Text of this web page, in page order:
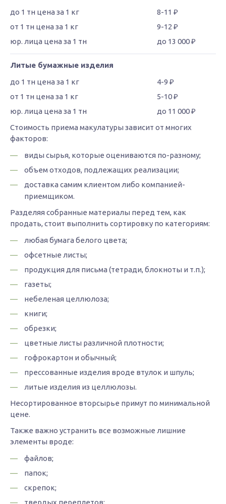
8-11 ₽
9-12 ₽
до 13 000 ₽
Литые бумажные изделия
4-9 ₽
5-10 ₽
до 11 000 ₽
Стоимость приема макулатуры зависит от многих
факторов:
виды сырья, которые оцениваются по-разному;
объем отходов, подлежащих реализации;
доставка самим клиентом либо компанией-
приемщиком.
Разделяя собранные материалы перед тем, как
продать, стоит выполнить сортировку по категориям:
любая бумага белого цвета;
офсетные листы;
продукция для письма (тетради, блокноты и т.п.);
газеты;
небеленая целлюлоза;
книги;
обрезки;
цветные листы различной плотности;
гофрокартон и обычный;
прессованные изделия вроде втулок и шпуль;
литые изделия из целлюлозы.
Несортированное вторсырье примут по минимальной
цене.
Также важно устранить все возможные лишние
элементы вроде:
файлов;
папок;
скрепок;
твердых переплетов;